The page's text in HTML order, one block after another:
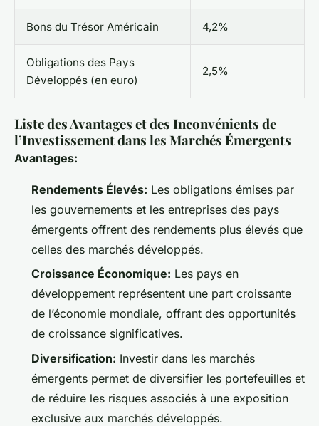
Bons du Trésor Américain 4,2%
Obligations des Pays
Développés (en euro)
2,5%
Liste des Avantages et des Inconvénients de
l’Investissement dans les Marchés Émergents
Avantages:
Rendements Élevés: Les obligations émises par
les gouvernements et les entreprises des pays
émergents offrent des rendements plus élevés que
celles des marchés développés.
Croissance Économique: Les pays en
développement représentent une part croissante
de l’économie mondiale, offrant des opportunités
de croissance significatives.
Diversification: Investir dans les marchés
émergents permet de diversifier les portefeuilles et
de réduire les risques associés à une exposition
exclusive aux marchés développés.